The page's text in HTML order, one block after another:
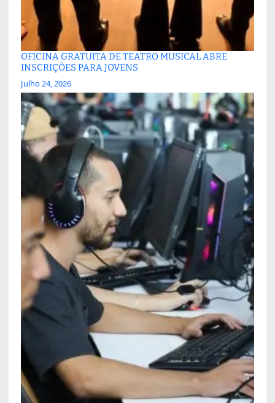
OFICINA GRATUITA DE TEATRO MUSICAL ABRE
INSCRIÇÕES PARA JOVENS
Julho 24, 2026